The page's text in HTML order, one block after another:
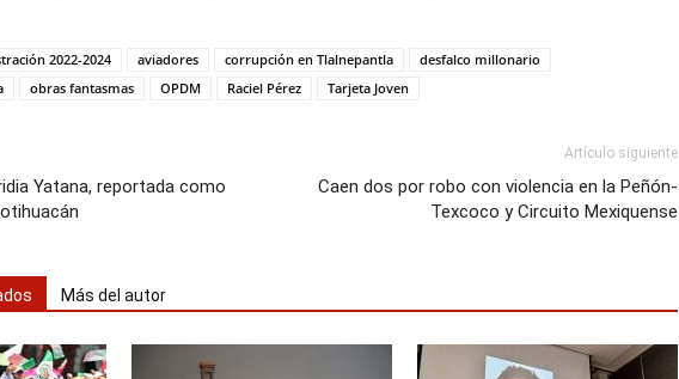
2022-2024 aviadores corrupción en Tlalnepantla
desfalco millonario
obras fantasmas OPDM Raciel Pérez Tarjeta Joven
Yatana, reportada como
Artículo siguiente
Caen dos por robo con violencia en la Peñón-
Texcoco y Circuito Mexiquense
Más del autor